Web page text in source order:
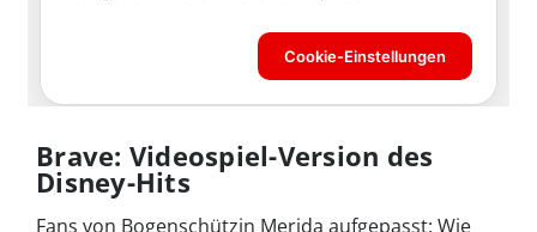
Brave: Videospiel-Version des
Disney-Hits
Fans von Bogenschützin Merida aufgepasst: Wie